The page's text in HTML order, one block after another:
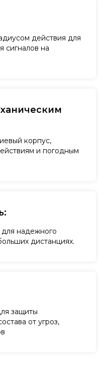
действия для
сигналов на
корпус,
и погодным
надежного
дистанциях.
защиты
от угроз,